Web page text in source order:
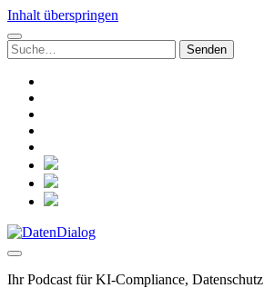
Inhalt überspringen
Suchen
nach:
social_icon_custom_1
social_icon_custom_2
social_icon_custom_3
DatenDialog
Ihr Podcast für KI-Compliance,